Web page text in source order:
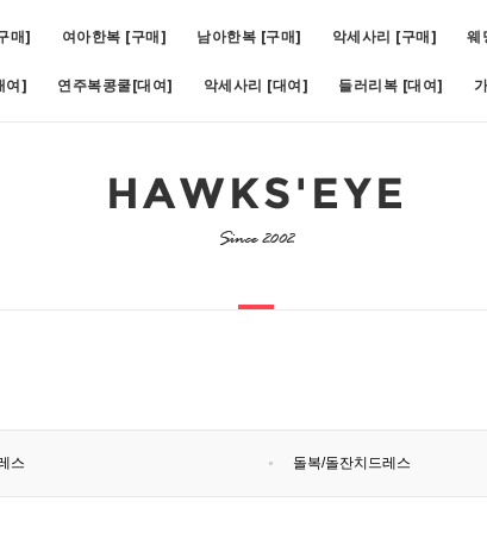
매] 여아한복 [구매] 남아한복 [구매] 악세사리 [구매] 웨
여] 연주복콩쿨[대여] 악세사리 [대여] 들러리복 [대여]
[대여]쥬비화이트(1호~11호) [대여]아스터슬림턱시도(1
스 돌복/돌잔치드레스